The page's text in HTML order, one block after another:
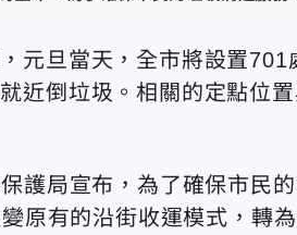
元旦當天，全市將設置
近倒垃圾。相關的定點位